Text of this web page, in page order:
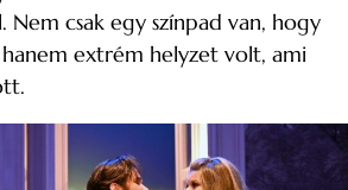
csak egy színpad van, hogy
extrém helyzet volt, ami